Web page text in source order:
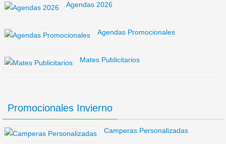
Agendas 2026
Agendas Promocionales
Mates Publicitarios
Promocionales Invierno
Camperas Personalizadas